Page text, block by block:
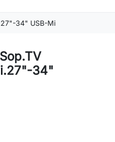
34" USB-Mi
34"